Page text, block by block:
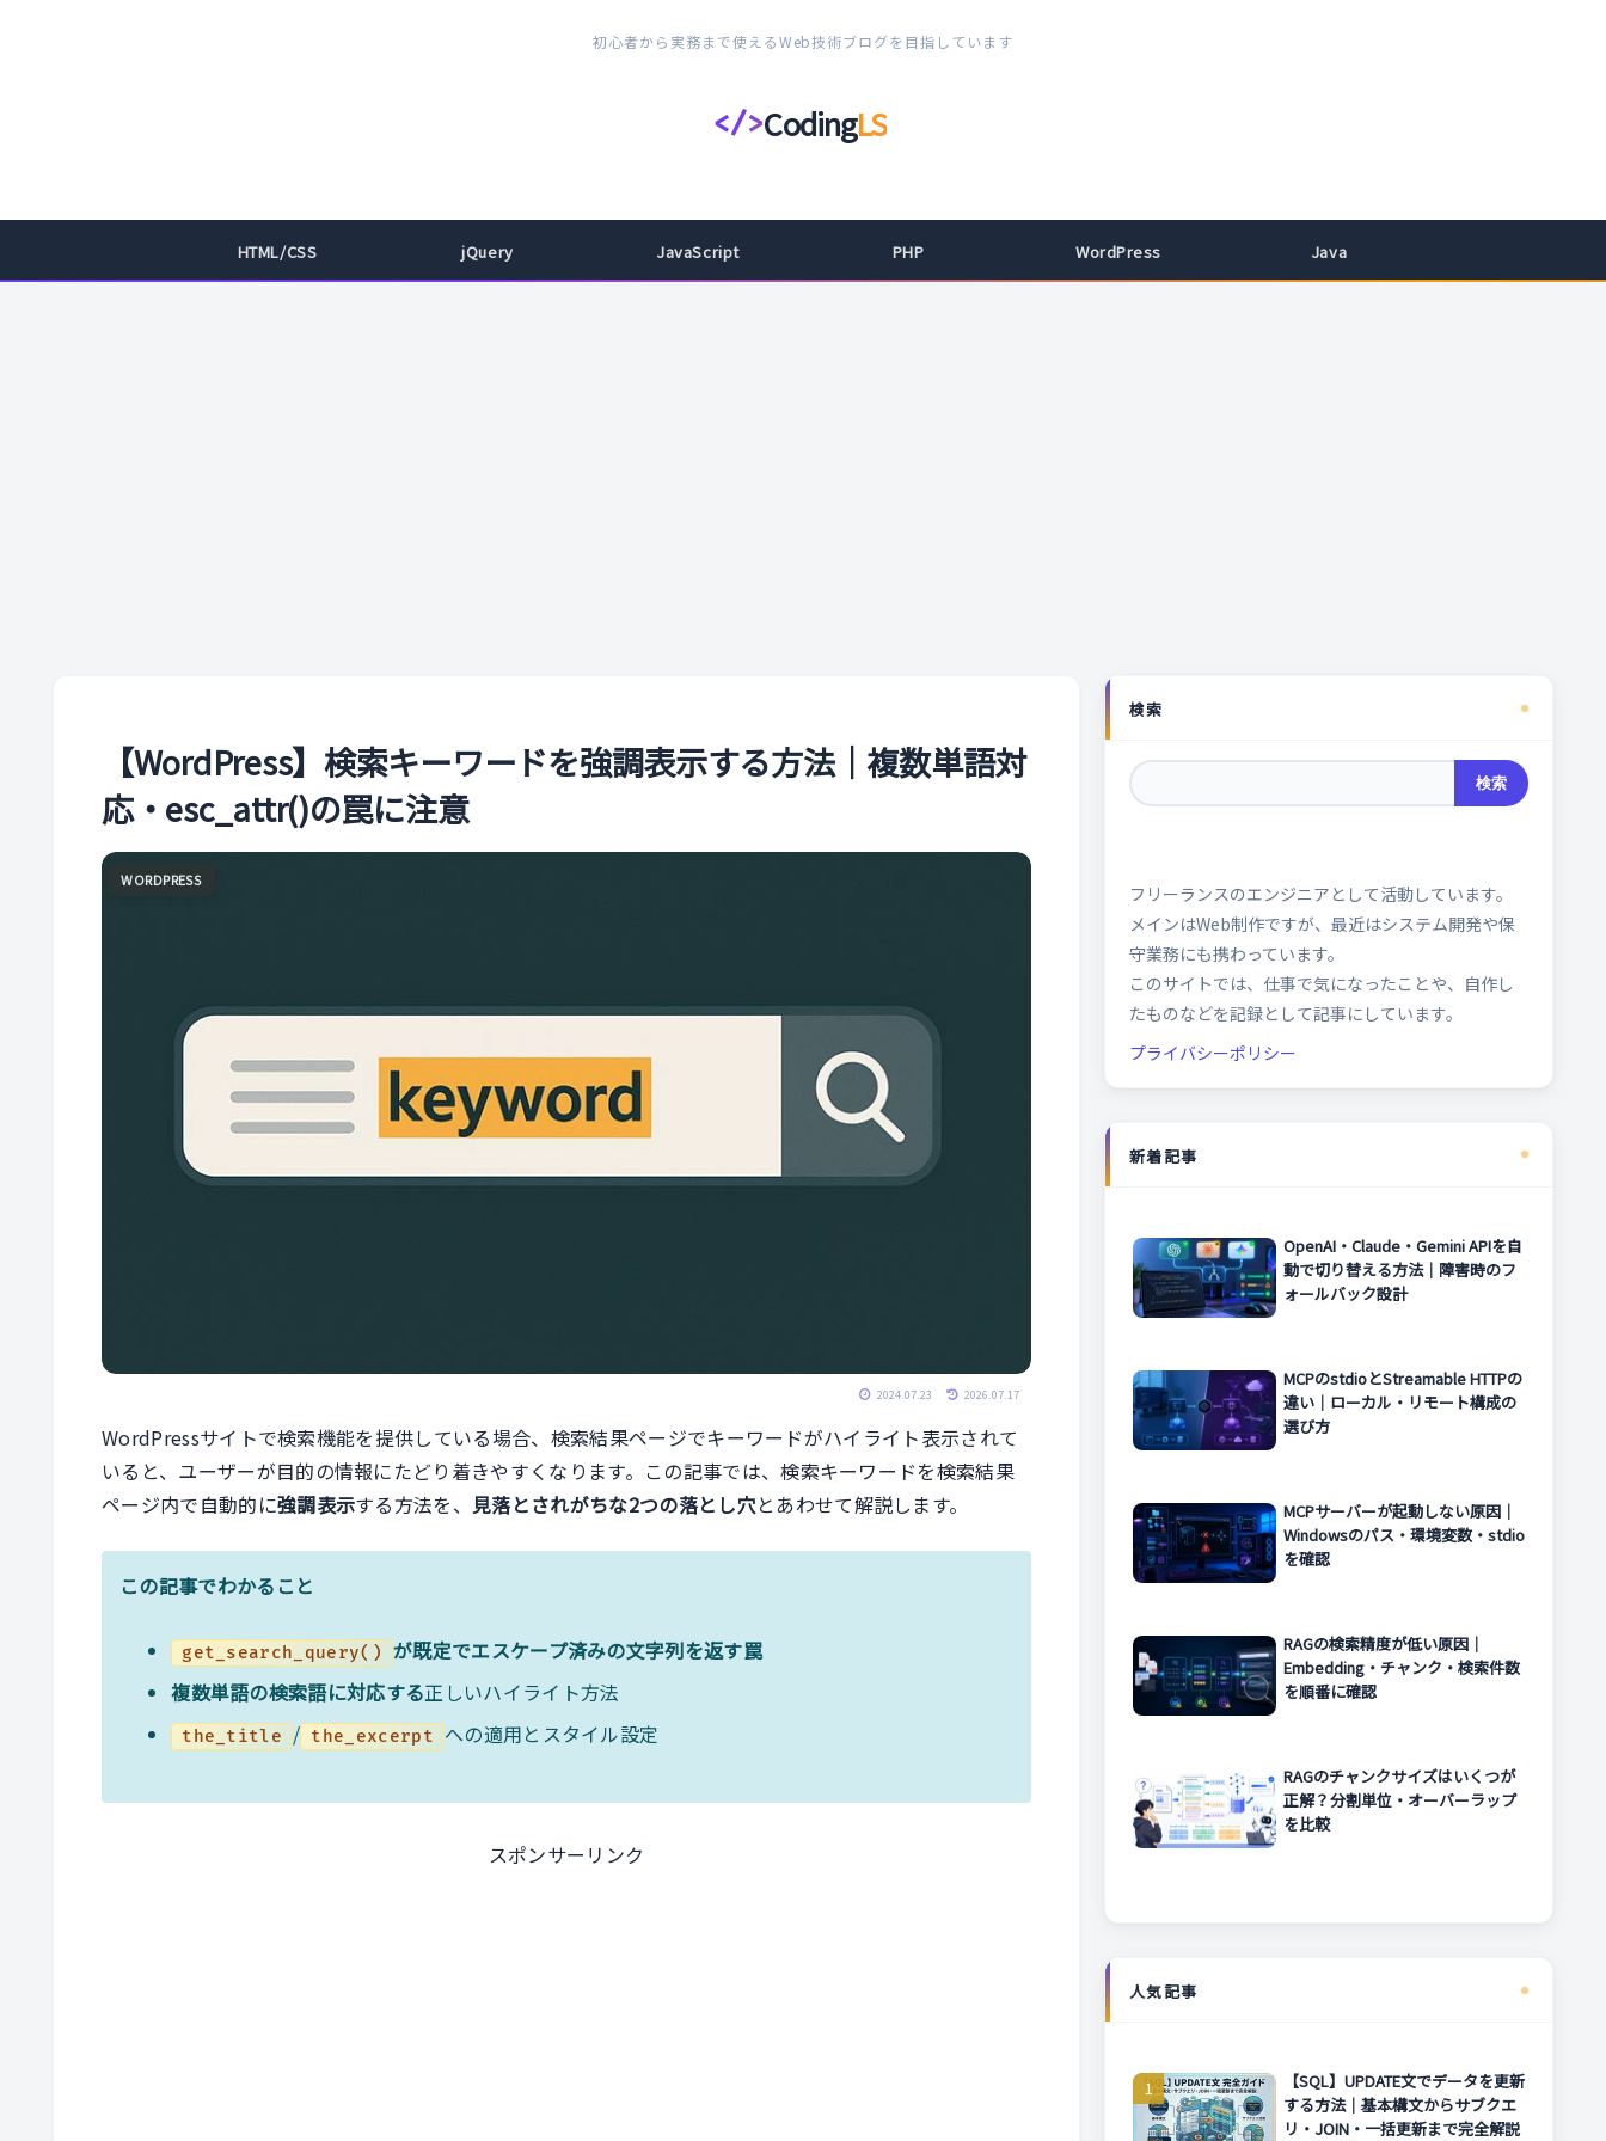
初心者から実務まで使えるWeb技術ブログを目指しています
</>CodingLS
コ
ィ
HTML/CSS jQuery JavaScript PHP WordPress Java
【WordPress】検索キーワードを強調表示する方法｜複数単語対
応・esc_attr()の罠に注意
WORDPRESS
2024.07.23 2026.07.17
WordPressサイトで検索機能を提供している場合、検索結果ページでキーワードがハイライト表示されて
いると、ユーザーが目的の情報にたどり着きやすくなります。この記事では、検索キーワードを検索結果
ページ内で自動的に強調表示する方法を、 見落とされがちな2つの落とし穴とあわせて解説します。
この記事でわかること
get_search_query()
が既定でエスケープ済みの文字列を返す罠
複数単語の検索語に対応する正しいハイライト方法
the_title / the_excerpt への適用とスタイル設定
スポンサーリンク
検索
検索
フリーランスのエンジニアとして活動しています。
メインはWeb制作ですが、最近はシステム開発や保
守業務にも携わっています。
このサイトでは、仕事で気になったことや、自作し
たものなどを記録として記事にしています。
プライバシーポリシー
新着記事
OpenAI・Claude・Gemini APIを自
動で切り替える方法｜障害時のフ
ォールバック設計
MCPのstdioとStreamable HTTPの
違い｜ローカル・リモート構成の
選び方
MCPサーバーが起動しない原因｜
Windowsのパス・環境変数・stdio
を確認
RAGの検索精度が低い原因｜
Embedding・チャンク・検索件数
を順番に確認
RAGのチャンクサイズはいくつが
正解？分割単位・オーバーラップ
を比較
人気記事
【SQL】UPDATE文でデータを更新
する方法｜基本構文からサブクエ
リ・JOIN・一括更新まで完全解説